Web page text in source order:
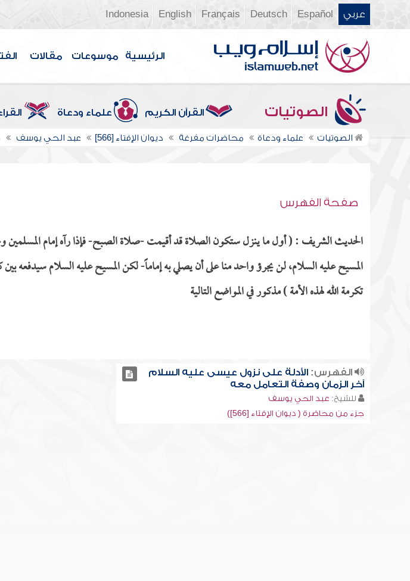
عربي Español
Deutsch
Français
English
Indonesia
الرئيسية موسوعات مقالات
الصوتيات القرآن الكريم علماء ودعاة
الصوتيات علماء ودعاة محاضرات مفرغة ديوان الإفتاء [566] عبد الحي يوسف
صفحة الفهرس
الحديث الشريف : ( أول ما ينزل ستكون الصلاة قد أقيمت -صلاة الصبح- فإذا رآه إمام المسلمين
المسيح عليه السلام، لن يجرؤ واحد منا على أن يصلي به إماماً- لكن المسيح عليه السلام سيدفعه
تكرمة الله لهذه الأمة ) مذكور في المواضع التالية
الفهرس:الأدلة على نزول عيسى عليه السلام
آخر الزمان وصفة التعامل معه
للشيخ: عبد الحي يوسف
جزء من محاضرة ( ديوان الإفتاء [566])